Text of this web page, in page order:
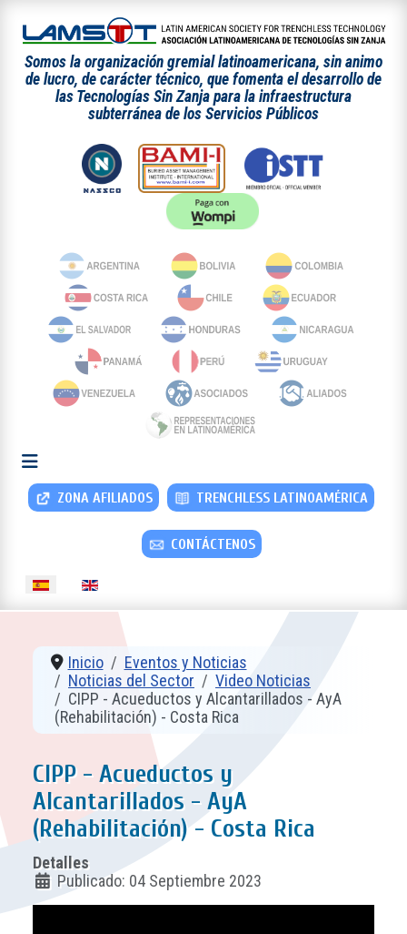
Somos la organización gremial latinoamericana, sin animo
de lucro, de carácter técnico, que fomenta el desarrollo de
las Tecnologías Sin Zanja para la infraestructura
subterránea de los Servicios Públicos
ZONA AFILIADOS TRENCHLESS LATINOAMÉRICA
CONTÁCTENOS
Seleccione su idioma
Inicio
Eventos y Noticias
Noticias del Sector
Video Noticias
CIPP - Acueductos y Alcantarillados - AyA
(Rehabilitación) - Costa Rica
CIPP - Acueductos y
Alcantarillados - AyA
(Rehabilitación) - Costa Rica
Detalles
Publicado: 04 Septiembre 2023